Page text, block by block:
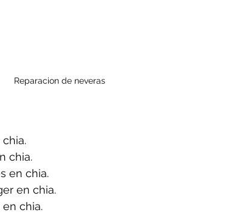
Reparacion de neveras
chia.
en chia.
en chia.
chia.